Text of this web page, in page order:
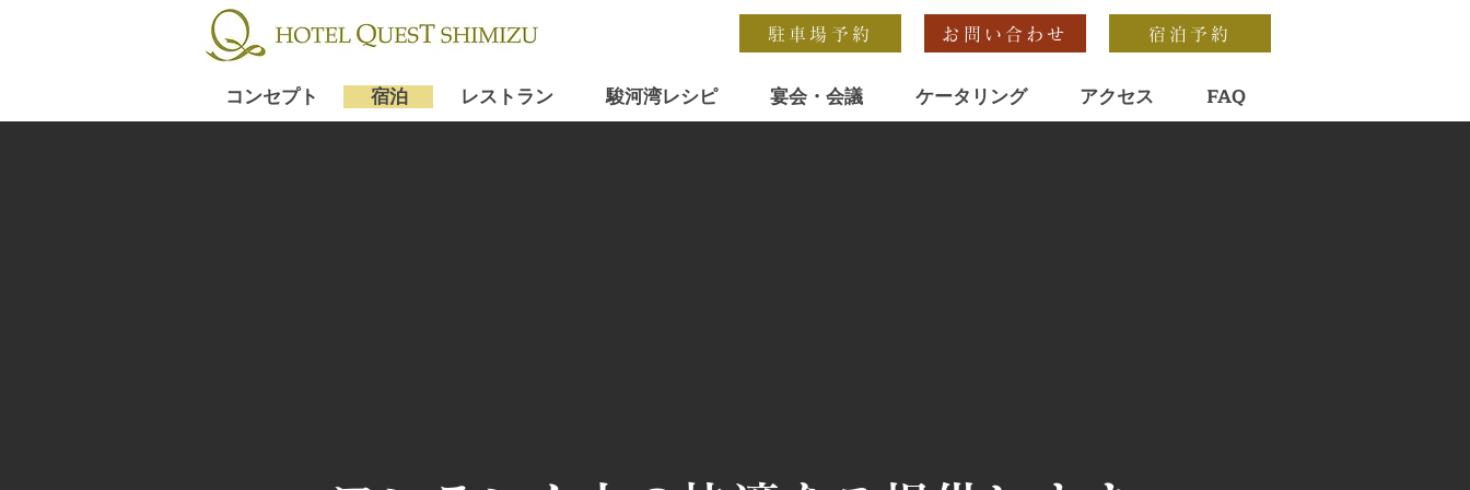
駐車場予約 お問い合わせ 宿泊予約
コンセプト 宿泊 レストラン 駿河湾レシピ 宴会・会議 ケータリング アクセス FAQ